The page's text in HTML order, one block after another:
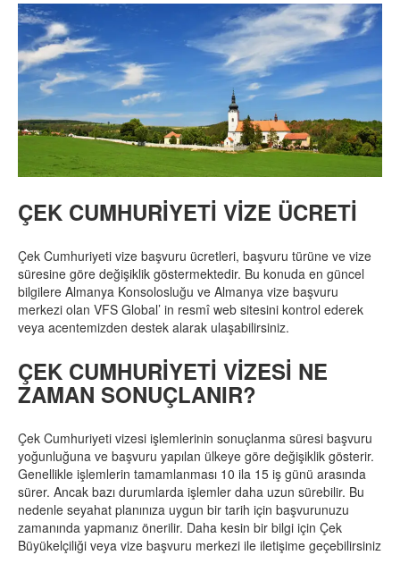
ÇEK CUMHURİYETİ VİZE ÜCRETİ
Çek Cumhuriyeti vize başvuru ücretleri, başvuru türüne ve vize
süresine göre değişiklik göstermektedir. Bu konuda en güncel
bilgilere Almanya Konsolosluğu ve Almanya vize başvuru
merkezi olan VFS Global’ in resmî web sitesini kontrol ederek
veya acentemizden destek alarak ulaşabilirsiniz.
ÇEK CUMHURİYETİ VİZESİ NE
ZAMAN SONUÇLANIR?
Çek Cumhuriyeti vizesi işlemlerinin sonuçlanma süresi başvuru
yoğunluğuna ve başvuru yapılan ülkeye göre değişiklik gösterir.
Genellikle işlemlerin tamamlanması 10 ila 15 iş günü arasında
sürer. Ancak bazı durumlarda işlemler daha uzun sürebilir. Bu
nedenle seyahat planınıza uygun bir tarih için başvurunuzu
zamanında yapmanız önerilir. Daha kesin bir bilgi için Çek
Büyükelçiliği veya vize başvuru merkezi ile iletişime geçebilirsiniz